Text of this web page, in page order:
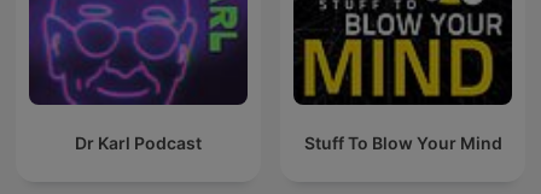
Dr Karl Podcast Stuff To Blow Your Mind